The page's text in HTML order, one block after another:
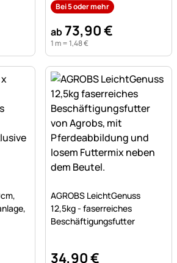
Bei 5 oder mehr
ab73,90€
1 m =1,48€
AGROBS LeichtGenuss
12,5kg - faserreiches
Beschäftigungsfutter
34,90€